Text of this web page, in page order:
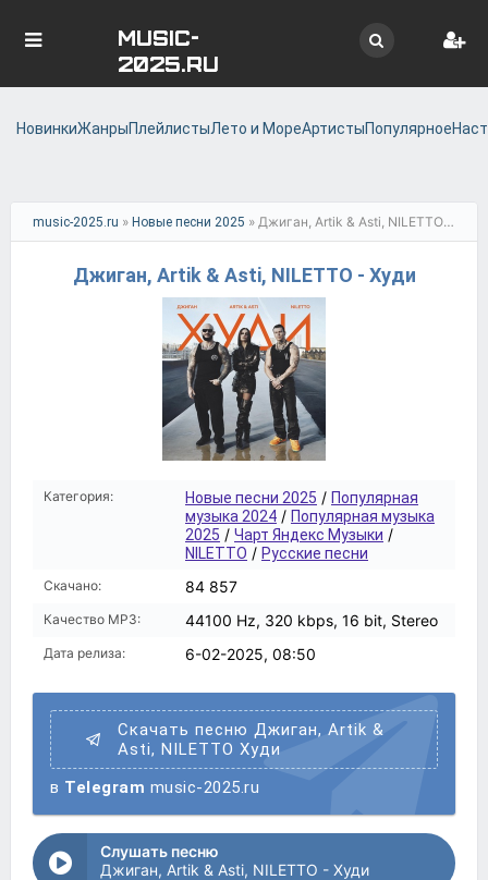
MUSIC-
2025.RU
НовинкиЖанрыПлейлистыЛето и МореАртистыПопулярное
music-2025.ru » Новые песни 2025 » Джиган, Artik & Asti, NILETTO - Худи
Джиган, Artik & Asti, NILETTO - Худи
Категория: Новые песни 2025 / Популярная
музыка 2024 / Популярная музыка
2025 / Чарт Яндекс Музыки /
NILETTO / Русские песни
Скачано: 84 857
Качество MP3: 44100 Hz, 320 kbps, 16 bit, Stereo
Дата релиза: 6-02-2025, 08:50
Скачать песню Джиган, Artik &
Asti, NILETTO Худи
в Telegram music-2025.ru
Слушать песню
Джиган, Artik & Asti, NILETTO - Худи